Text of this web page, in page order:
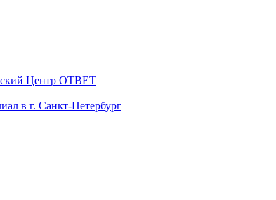
в г. Санкт-Петербург